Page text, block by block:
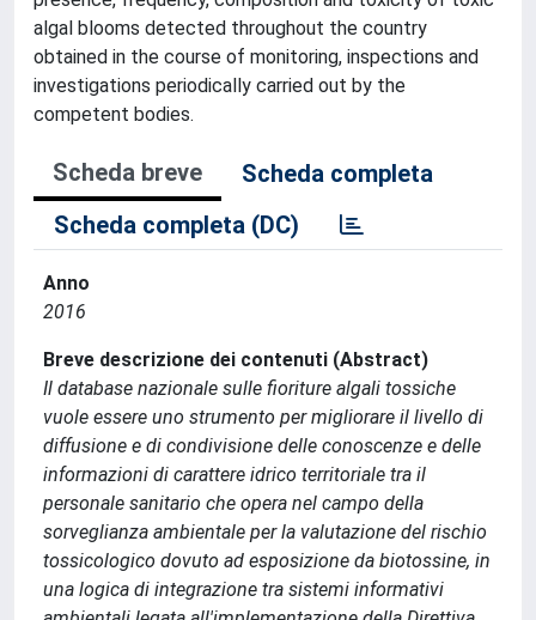
algal blooms detected throughout the country
obtained in the course of monitoring, inspections and
investigations periodically carried out by the
competent bodies.
Scheda breve
Scheda completa
Scheda completa (DC)
Anno
2016
Breve descrizione dei contenuti (Abstract)
Il database nazionale sulle fioriture algali tossiche
vuole essere uno strumento per migliorare il livello di
diffusione e di condivisione delle conoscenze e delle
informazioni di carattere idrico territoriale tra il
personale sanitario che opera nel campo della
sorveglianza ambientale per la valutazione del rischio
tossicologico dovuto ad esposizione da biotossine, in
una logica di integrazione tra sistemi informativi